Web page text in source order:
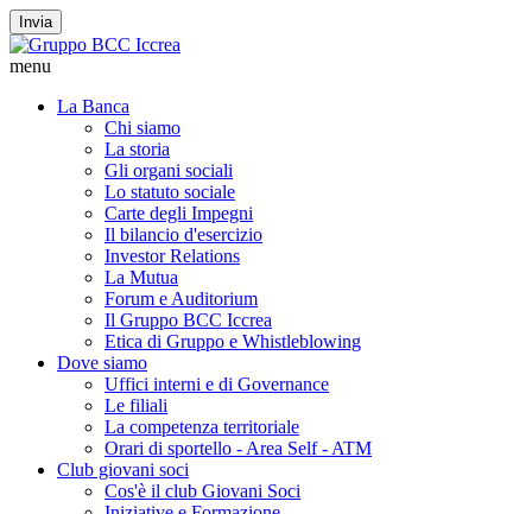
Invia
menu
La Banca
Chi siamo
La storia
Gli organi sociali
Lo statuto sociale
Carte degli Impegni
Il bilancio d'esercizio
Investor Relations
La Mutua
Forum e Auditorium
Il Gruppo BCC Iccrea
Etica di Gruppo e Whistleblowing
Dove siamo
Uffici interni e di Governance
Le filiali
La competenza territoriale
Orari di sportello - Area Self - ATM
Club giovani soci
Cos'è il club Giovani Soci